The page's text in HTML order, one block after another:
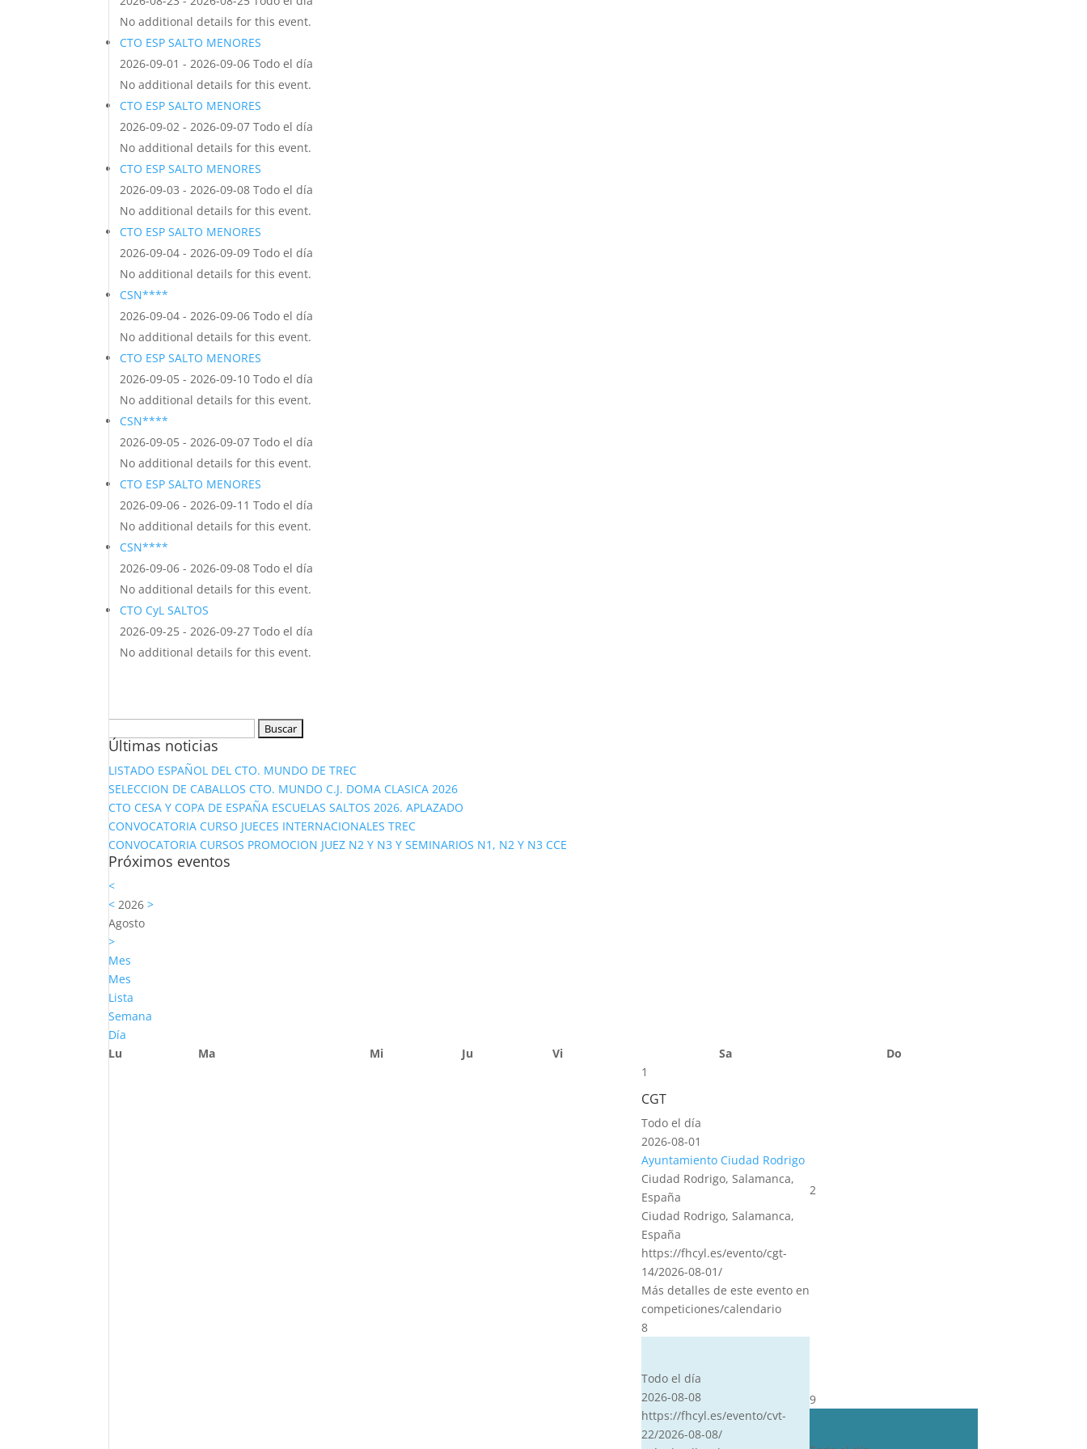
No additional details for this event.
CTO ESP SALTO MENORES
2026-09-01 - 2026-09-06 Todo el día
No additional details for this event.
CTO ESP SALTO MENORES
2026-09-02 - 2026-09-07 Todo el día
No additional details for this event.
CTO ESP SALTO MENORES
2026-09-03 - 2026-09-08 Todo el día
No additional details for this event.
CTO ESP SALTO MENORES
2026-09-04 - 2026-09-09 Todo el día
No additional details for this event.
CSN****
2026-09-04 - 2026-09-06 Todo el día
No additional details for this event.
CTO ESP SALTO MENORES
2026-09-05 - 2026-09-10 Todo el día
No additional details for this event.
CSN****
2026-09-05 - 2026-09-07 Todo el día
No additional details for this event.
CTO ESP SALTO MENORES
2026-09-06 - 2026-09-11 Todo el día
No additional details for this event.
CSN****
2026-09-06 - 2026-09-08 Todo el día
No additional details for this event.
CTO CyL SALTOS
2026-09-25 - 2026-09-27 Todo el día
No additional details for this event.
Últimas noticias
LISTADO ESPAÑOL DEL CTO. MUNDO DE TREC
SELECCION DE CABALLOS CTO. MUNDO C.J. DOMA CLASICA 2026
CTO CESA Y COPA DE ESPAÑA ESCUELAS SALTOS 2026. APLAZADO
CONVOCATORIA CURSO JUECES INTERNACIONALES TREC
CONVOCATORIA CURSOS PROMOCION JUEZ N2 Y N3 Y SEMINARIOS N1, N2 Y N3 CCE
Próximos eventos
<
< 2026>
Agosto
>
Mes
Mes
Lista
Semana
Día
Lu
Ma Mi Ju Vi Sa
Do
1
CGT
Todo el día
2026-08-01
Ayuntamiento Ciudad Rodrigo
Ciudad Rodrigo, Salamanca,
España
Ciudad Rodrigo, Salamanca,
España
https://fhcyl.es/evento/cgt-
14/2026-08-01/
Más detalles de este evento en
competiciones/calendario
2
8
Todo el día
2026-08-08
https://fhcyl.es/evento/cvt-
22/2026-08-08/
9